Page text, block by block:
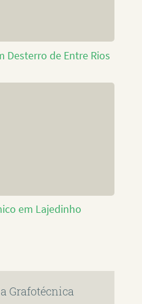
Desterro de Entre Rios
em Lajedinho
Grafotécnica